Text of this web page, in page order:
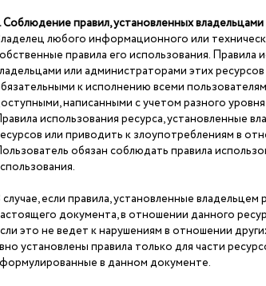
Соблюдение правил, установленных
любого информационного или
правила его использования. Правила
или администраторами этих
к исполнению всеми
написанными с учетом разного
использования ресурса, установленные
или приводить к злоупотреблениям в
обязан соблюдать правила
случае, если правила, установленные
документа, в отношении данного
это не ведет к нарушениям в отношении
установлены правила только для части
в данном документе.